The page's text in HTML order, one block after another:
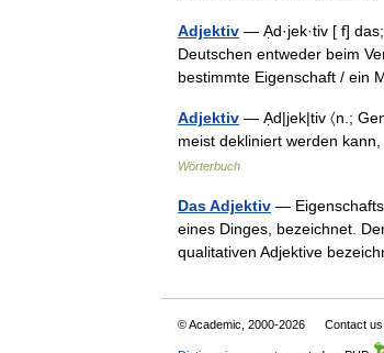
Adjektiv — Ạd·jek·tiv [ f]
Deutschen entweder beim
bestimmte Eigenschaft /
Adjektiv — Ạd|jek|tiv 〈n.;
meist dekliniert werden
Wörterbuch
Das Adjektiv —
eines Dinges, bezeichnet.
qualitativen Adjektive
© Academic, 2000-2026 Contact us: